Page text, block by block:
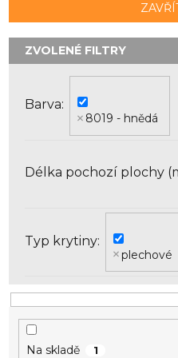
r
o
Barva
8019 - hnědá
Délka pochozí plochy
Typ krytiny
plechové
Na skladě 1